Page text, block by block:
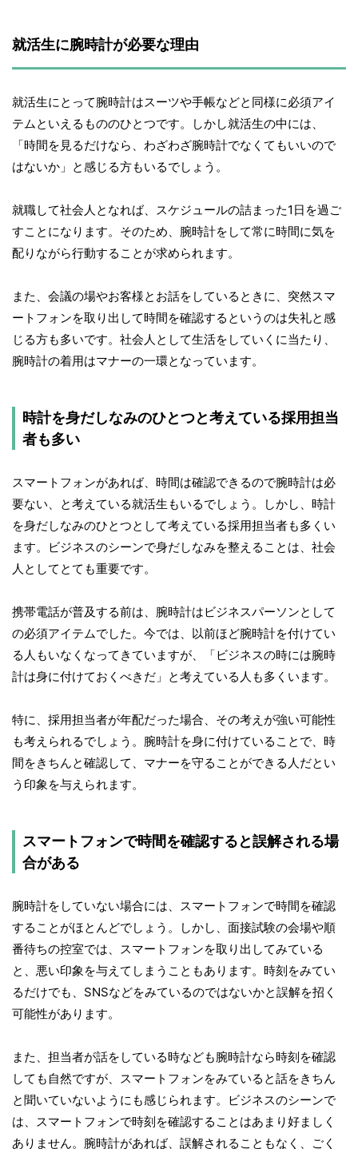
就活生に腕時計が必要な理由
就活生にとって腕時計はスーツや手帳などと同様に必須アイ
テムといえるもののひとつです。しかし就活生の中には、
「時間を見るだけなら、わざわざ腕時計でなくてもいいので
はないか」と感じる方もいるでしょう。
就職して社会人となれば、スケジュールの詰まった1日を過ご
すことになります。そのため、腕時計をして常に時間に気を
配りながら行動することが求められます。
また、会議の場やお客様とお話をしているときに、突然スマ
ートフォンを取り出して時間を確認するというのは失礼と感
じる方も多いです。社会人として生活をしていくに当たり、
腕時計の着用はマナーの一環となっています。
時計を身だしなみのひとつと考えている採用担当
者も多い
スマートフォンがあれば、時間は確認できるので腕時計は必
要ない、と考えている就活生もいるでしょう。しかし、時計
を身だしなみのひとつとして考えている採用担当者も多くい
ます。ビジネスのシーンで身だしなみを整えることは、社会
人としてとても重要です。
携帯電話が普及する前は、腕時計はビジネスパーソンとして
の必須アイテムでした。今では、以前ほど腕時計を付けてい
る人もいなくなってきていますが、「ビジネスの時には腕時
計は身に付けておくべきだ」と考えている人も多くいます。
特に、採用担当者が年配だった場合、その考えが強い可能性
も考えられるでしょう。腕時計を身に付けていることで、時
間をきちんと確認して、マナーを守ることができる人だとい
う印象を与えられます。
スマートフォンで時間を確認すると誤解される場
合がある
腕時計をしていない場合には、スマートフォンで時間を確認
することがほとんどでしょう。しかし、面接試験の会場や順
番待ちの控室では、スマートフォンを取り出してみている
と、悪い印象を与えてしまうこともあります。時刻をみてい
るだけでも、SNSなどをみているのではないかと誤解を招く
可能性があります。
また、担当者が話をしている時なども腕時計なら時刻を確認
しても自然ですが、スマートフォンをみていると話をきちん
と聞いていないようにも感じられます。ビジネスのシーンで
は、スマートフォンで時刻を確認することはあまり好ましく
ありません。腕時計があれば、誤解されることもなく、ごく